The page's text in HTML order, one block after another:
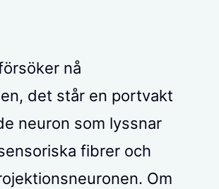
nå
det står en portvakt
neuron som lyssnar
fibrer och
Om